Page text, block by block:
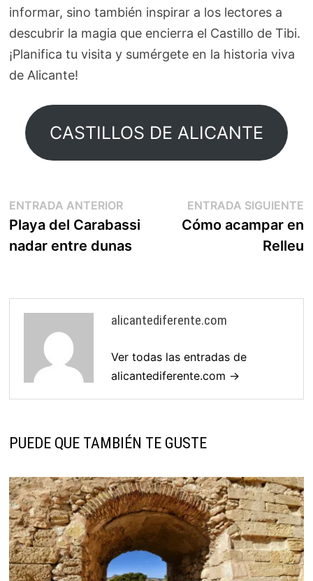
informar, sino también inspirar a los lectores a
descubrir la magia que encierra el Castillo de Tibi.
¡Planifica tu visita y sumérgete en la historia viva
de Alicante!
CASTILLOS DE ALICANTE
Navegación
de
ENTRADA ANTERIOREntrada
anterior:
Playa del Carabassi
nadar entre dunas
ENTRADA SIGUIENTE
Cómo acampar en
Relleu
alicantediferente.com
Ver todas las entradas de
alicantediferente.com →
PUEDE QUE TAMBIÉN TE GUSTE